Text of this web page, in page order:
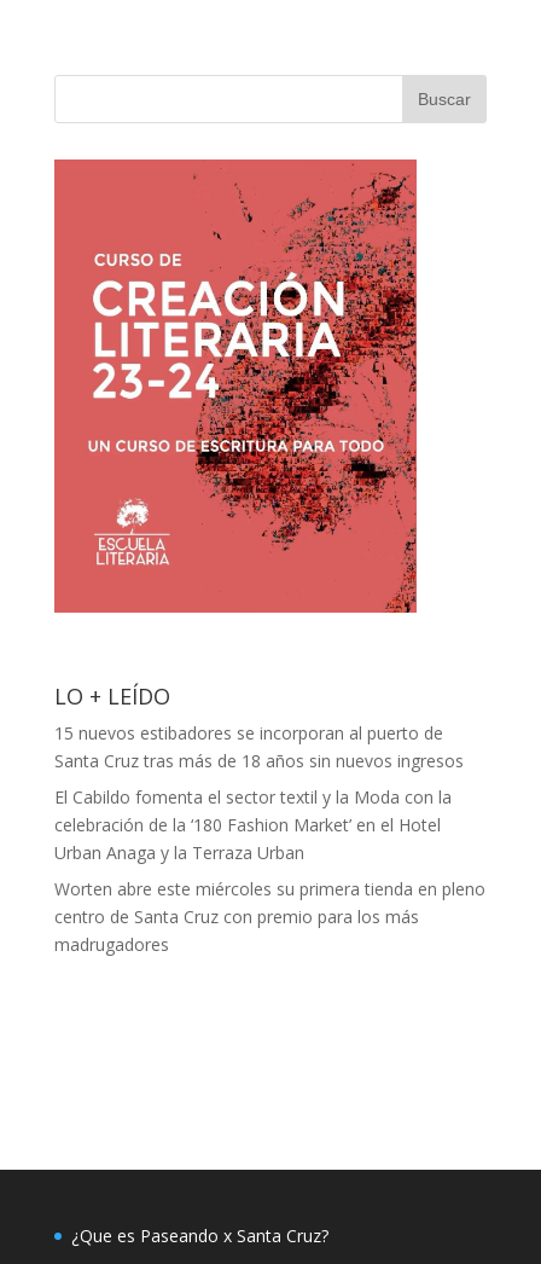
LO + LEÍDO
15 nuevos estibadores se incorporan al puerto de
Santa Cruz tras más de 18 años sin nuevos ingresos
El Cabildo fomenta el sector textil y la Moda con la
celebración de la ‘180 Fashion Market’ en el Hotel
Urban Anaga y la Terraza Urban
Worten abre este miércoles su primera tienda en pleno
centro de Santa Cruz con premio para los más
madrugadores
¿Que es Paseando x Santa Cruz?